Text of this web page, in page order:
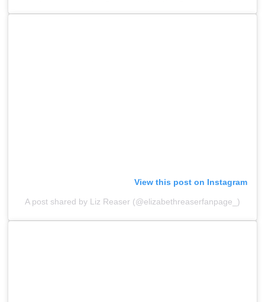
View this post on Instagram
A post shared by Liz Reaser (@elizabethreaserfanpage_)